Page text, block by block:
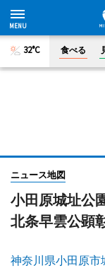
32°C 食べる
ニュース地図
小田原城址公
北条早雲公顕
神奈川県小田原市